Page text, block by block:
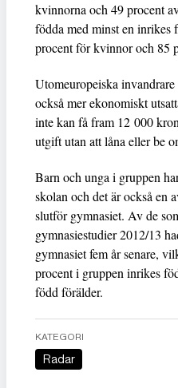
kvinnorna och 49 procent
födda med minst en inrikes
procent för kvinnor och 85
Utomeuropeiska
också mer ekonomiskt
inte kan få fram 12 000
utgift utan att låna eller be
Barn och unga i gruppen
skolan och det är också en
slutför gymnasiet. Av de
gymnasiestudier 2012/13
gymnasiet fem år senare,
procent i gruppen inrikes
född förälder.
KATEGORI
Radar